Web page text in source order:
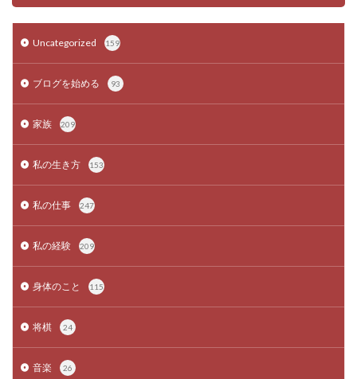
Uncategorized 159
ブログを始める 93
家族 209
私の生き方 153
私の仕事 247
私の経験 209
身体のこと 115
将棋 24
音楽 26